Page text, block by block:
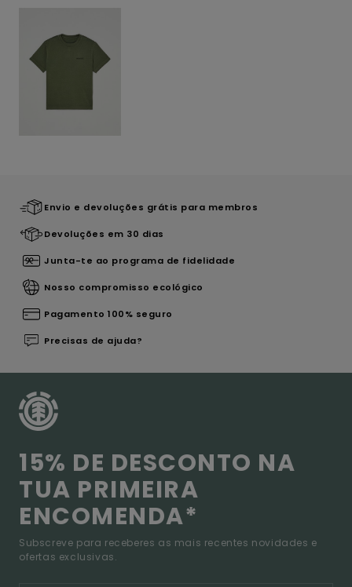
Envio e devoluções grátis para membros
Devoluções em 30 dias
Junta-te ao programa de fidelidade
Nosso compromisso ecológico
Pagamento 100% seguro
Precisas de ajuda?
15% DE DESCONTO NA
TUA PRIMEIRA
ENCOMENDA*
Subscreve para receberes as mais recentes novidades e
ofertas exclusivas.